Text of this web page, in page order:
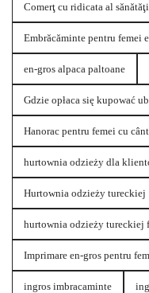
Comerţ cu ridicata al
Embrăcăminte pentru femei
en-gros alpaca paltoane
Gdzie opłaca się kupować
Hanorac pentru femei cu
hurtownia odzieży dla
Hurtownia odzieży tureckiej
hurtownia odzieży tureckiej
Imprimare en-gros pentru
ingros imbracaminte